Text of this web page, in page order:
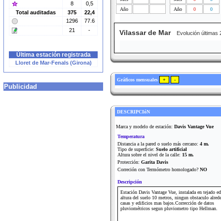
8
0,5
Total auditadas
375
22,4
1296
77.6
21
-
Última estación registrada
Lloret de Mar-Fenals (Girona)
Publicidad
Año
Año 0 0
Vilassar de MarEvolución últimas
Gráficos mensuales
DESCRIPCIóN
Marca y modelo de estación: Davis Vantage Vue
Temperatura
Distancia a la pared o suelo más cercano: 4 m.
Tipo de superficie: Suelo artificial
Altura sobre el nivel de la calle: 15 m.
Protección: Garita Davis
Correción con Termómetro homologado? NO
Descripción
Estación Davis Vantage Vue, instalada en tejado
altura del suelo 10 metros, ningun obstaculo
casas y edificios mas bajos.Corrección de datos
pluviométricos segun pluviometro tipo Hellman.